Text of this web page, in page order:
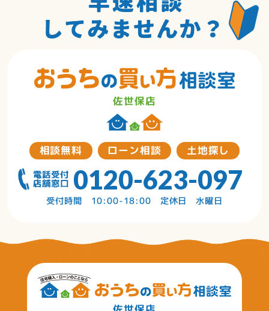
佐世保店
相談無料 ローン相談 土地探し
0120-623-097
受付時間 10:00-18:00 定休日 水曜日